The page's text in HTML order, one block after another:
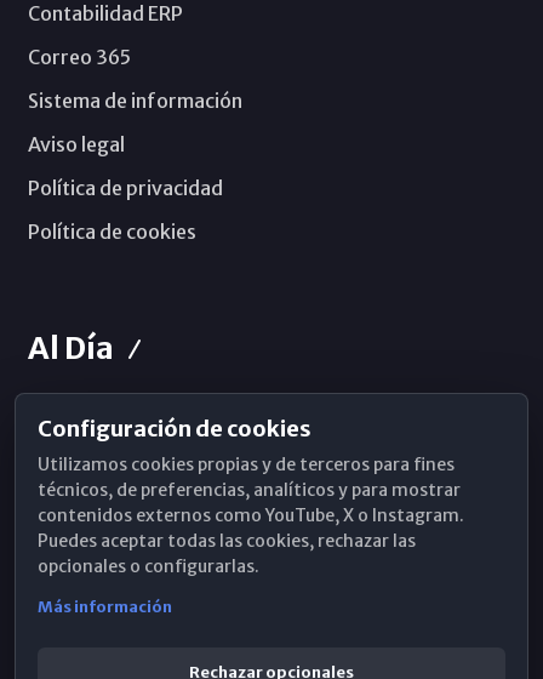
Contabilidad ERP
Correo 365
Sistema de información
Aviso legal
Política de privacidad
Política de cookies
Al Día
Horarios de Misa
Hemeroteca
WhatsApp
Configuración de cookies
Utilizamos cookies propias y de terceros para fines
técnicos, de preferencias, analíticos y para mostrar
contenidos externos como YouTube, X o Instagram.
Puedes aceptar todas las cookies, rechazar las
opcionales o configurarlas.
Más información
Rechazar opcionales